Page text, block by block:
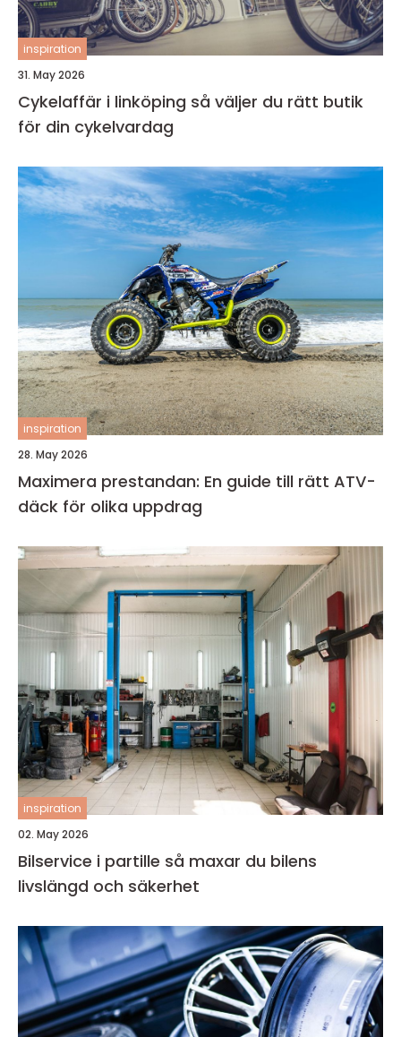
inspiration
31. May 2026
Cykelaffär i linköping så väljer du rätt butik
för din cykelvardag
inspiration
28. May 2026
Maximera prestandan: En guide till rätt ATV-
däck för olika uppdrag
inspiration
02. May 2026
Bilservice i partille så maxar du bilens
livslängd och säkerhet